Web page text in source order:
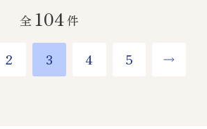
全 104件
2 3 4 5